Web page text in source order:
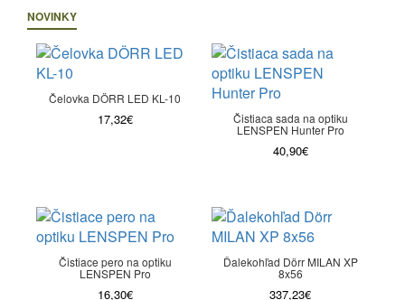
NOVINKY
Čelovka DÖRR LED KL-10
17,32€ Čistiaca sada na optiku
LENSPEN Hunter Pro
40,90€
Čistiace pero na optiku
LENSPEN Pro
16,30€
Ďalekohľad Dörr MILAN XP
8x56
337,23€